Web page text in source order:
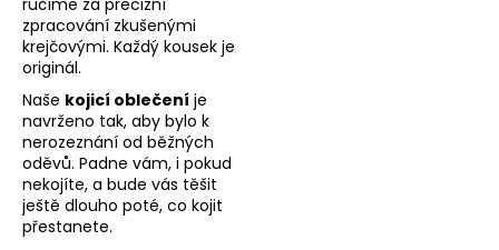
zpracování zkušenými
krejčovými. Každý kousek je
originál.
Naše kojicí oblečení je
navrženo tak, aby bylo k
nerozeznání od běžných
oděvů. Padne vám, i pokud
nekojíte, a bude vás těšit
ještě dlouho poté, co kojit
přestanete.